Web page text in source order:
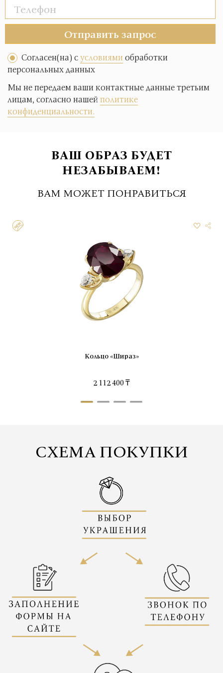
Отправить запрос
Согласен(на) сусловиямиобработки
персональных данных
Мы не передаем ваши контактные данные третьим
лицам, согласно нашейполитике
конфиденциальности.
ВАШ ОБРАЗ БУДЕТ
НЕЗАБЫВАЕМ!
ВАМ МОЖЕТ ПОНРАВИТЬСЯ
Кольцо «Шираз»
2 112 400 ₸
СХЕМА ПОКУПКИ